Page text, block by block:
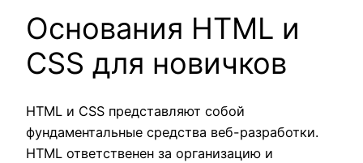
Основания HTML и
CSS для новичков
HTML и CSS представляют собой
фундаментальные средства веб-разработки.
HTML ответственен за организацию и